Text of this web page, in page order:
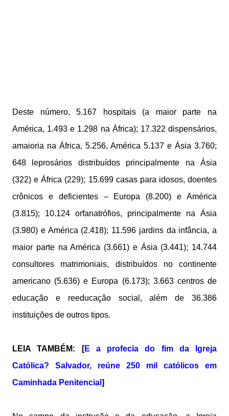
Deste número, 5.167 hospitais (a maior parte na
América, 1.493 e 1.298 na África); 17.322 dispensários,
amaioria na África, 5.256, América 5.137 e Ásia 3.760;
648 leprosários distribuídos principalmente na Ásia
(322) e África (229); 15.699 casas para idosos, doentes
crônicos e deficientes – Europa (8.200) e América
(3.815); 10.124 orfanatrófios, principalmente na Ásia
(3.980) e América (2.418); 11.596 jardins da infância, a
maior parte na América (3.661) e Ásia (3.441); 14.744
consultores matrimoniais, distribuídos no continente
americano (5.636) e Europa (6.173); 3.663 centros de
educação e reeducação social, além de 36.386
instituições de outros tipos.
LEIA TAMBÉM: [E a profecia do fim da Igreja
Católica? Salvador, reúne 250 mil católicos em
Caminhada Penitencial ]